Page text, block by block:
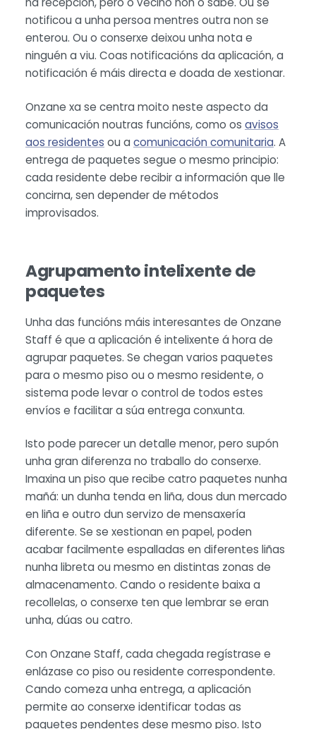
notificou a unha persoa mentres outra non se
enterou. Ou o conserxe deixou unha nota e
ninguén a viu. Coas notificacións da aplicación, a
notificación é máis directa e doada de xestionar.
Onzane xa se centra moito neste aspecto da
comunicación noutras funcións, como os avisos
aos residentes ou a comunicación comunitaria. A
entrega de paquetes segue o mesmo principio:
cada residente debe recibir a información que lle
concirna, sen depender de métodos
improvisados.
Agrupamento intelixente de
paquetes
Unha das funcións máis interesantes de Onzane
Staff é que a aplicación é intelixente á hora de
agrupar paquetes. Se chegan varios paquetes
para o mesmo piso ou o mesmo residente, o
sistema pode levar o control de todos estes
envíos e facilitar a súa entrega conxunta.
Isto pode parecer un detalle menor, pero supón
unha gran diferenza no traballo do conserxe.
Imaxina un piso que recibe catro paquetes nunha
mañá: un dunha tenda en liña, dous dun mercado
en liña e outro dun servizo de mensaxería
diferente. Se se xestionan en papel, poden
acabar facilmente espalladas en diferentes liñas
nunha libreta ou mesmo en distintas zonas de
almacenamento. Cando o residente baixa a
recollelas, o conserxe ten que lembrar se eran
unha, dúas ou catro.
Con Onzane Staff, cada chegada regístrase e
enlázase co piso ou residente correspondente.
Cando comeza unha entrega, a aplicación
permite ao conserxe identificar todas as
paquetes pendentes dese mesmo piso. Isto